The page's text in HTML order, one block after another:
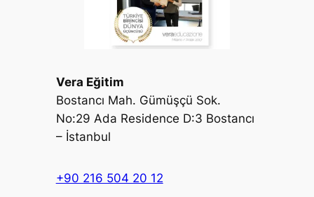
Vera Eğitim
Bostancı Mah. Gümüşçü Sok.
No:29 Ada Residence D:3 Bostancı
– İstanbul
+90 216 504 20 12